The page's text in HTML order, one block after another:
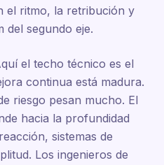
el ritmo, la retribución y
del segundo eje.
el techo técnico es el
continua está madura.
riesgo pesan mucho. El
hacia la profundidad
sistemas de
Los ingenieros de